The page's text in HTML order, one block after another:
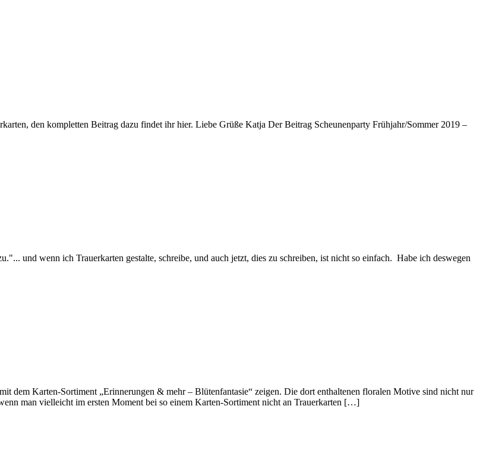
den kompletten Beitrag dazu findet ihr hier. Liebe Grüße Katja Der Beitrag Scheunenparty Frühjahr/Sommer 2019 –
und wenn ich Trauerkarten gestalte, schreibe, und auch jetzt, dies zu schreiben, ist nicht so einfach. Habe ich deswegen
dem Karten-Sortiment „Erinnerungen & mehr – Blütenfantasie“ zeigen. Die dort enthaltenen floralen Motive sind nicht nur
man vielleicht im ersten Moment bei so einem Karten-Sortiment nicht an Trauerkarten […]